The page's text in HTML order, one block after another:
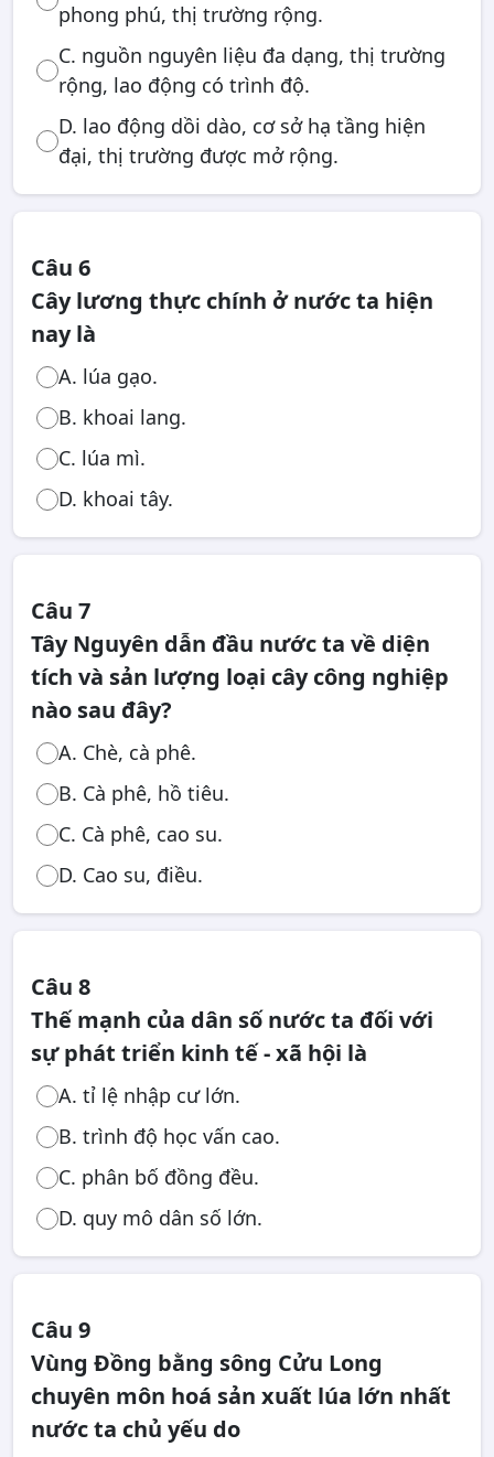
phong phú, thị trường rộng.
C. nguồn nguyên liệu đa dạng, thị trường
rộng, lao động có trình độ.
D. lao động dồi dào, cơ sở hạ tầng hiện
đại, thị trường được mở rộng.
Câu 6
Cây lương thực chính ở nước ta hiện
nay là
A. lúa gạo.
B. khoai lang.
C. lúa mì.
D. khoai tây.
Câu 7
Tây Nguyên dẫn đầu nước ta về diện
tích và sản lượng loại cây công nghiệp
nào sau đây?
A. Chè, cà phê.
B. Cà phê, hồ tiêu.
C. Cà phê, cao su.
D. Cao su, điều.
Câu 8
Thế mạnh của dân số nước ta đối với
sự phát triển kinh tế - xã hội là
A. tỉ lệ nhập cư lớn.
B. trình độ học vấn cao.
C. phân bố đồng đều.
D. quy mô dân số lớn.
Câu 9
Vùng Đồng bằng sông Cửu Long
chuyên môn hoá sản xuất lúa lớn nhất
nước ta chủ yếu do